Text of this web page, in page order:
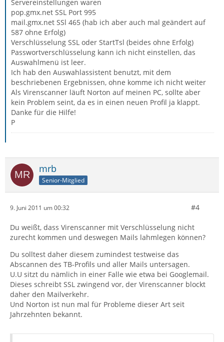
Servereinstellungen waren
pop.gmx.net SSL Port 995
mail.gmx.net SSl 465 (hab ich aber auch mal geändert auf
587 ohne Erfolg)
Verschlüsselung SSL oder StartTsl (beides ohne Erfolg)
Passwortverschlüsselung kann ich nicht einstellen, das
Auswahlmenü ist leer.
Ich hab den Auswahlassistent benutzt, mit dem
beschriebenen Ergebnissen, ohne komme ich nicht weiter
Als Virenscanner läuft Norton auf meinen PC, sollte aber
kein Problem seint, da es in einen neuen Profil ja klappt.
Danke für die Hilfe!
P
mrb
Senior-Mitglied
9. Juni 2011 um 00:32 #4
Du weißt, dass Virenscanner mit Verschlüsselung nicht
zurecht kommen und deswegen Mails lahmlegen können?
Du solltest daher diesem zumindest testweise das
Abscannen des TB-Profils und aller Mails untersagen.
U.U sitzt du nämlich in einer Falle wie etwa bei Googlemail.
Dieses schreibt SSL zwingend vor, der Virenscanner blockt
daher den Mailverkehr.
Und Norton ist nun mal für Probleme dieser Art seit
Jahrzehnten bekannt.